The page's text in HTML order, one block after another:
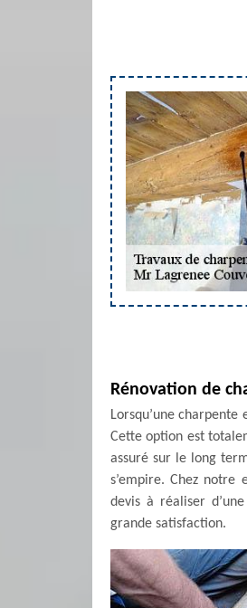
Rénovation de
Lorsqu’une
Cette option est
assuré sur le long
s’empire. Chez
devis à réaliser
grande satisfaction.